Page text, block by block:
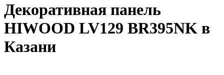
Декоративная панель
HIWOOD LV129 BR395NK в
Казани